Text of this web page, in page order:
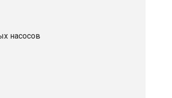
насосов